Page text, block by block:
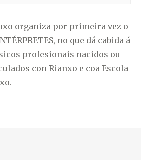
organiza por primeira vez o
no que dá cabida á
profesionais nacidos ou
con Rianxo e coa Escola